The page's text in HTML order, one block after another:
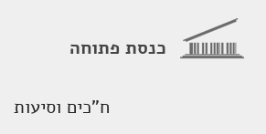
כנסת פתוחה
ח"כים וסיעות